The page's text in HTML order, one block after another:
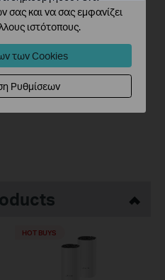
βελτίωση αυτού του
HOT BUYS
σας και να σας εμφανίζει
ιστότοπους.
των Cookies
Ρυθμίσεων